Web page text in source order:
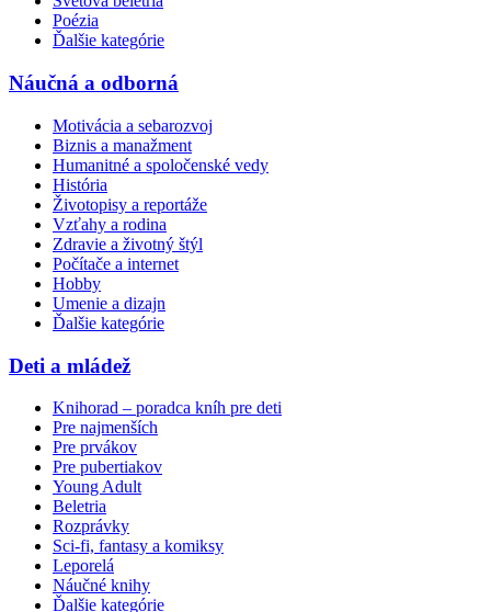
Poézia
Ďalšie kategórie
Náučná a odborná
Motivácia a sebarozvoj
Biznis a manažment
Humanitné a spoločenské vedy
História
Životopisy a reportáže
Vzťahy a rodina
Zdravie a životný štýl
Počítače a internet
Hobby
Umenie a dizajn
Ďalšie kategórie
Deti a mládež
Knihorad – poradca kníh pre deti
Pre najmenších
Pre prvákov
Pre pubertiakov
Young Adult
Beletria
Rozprávky
Sci-fi, fantasy a komiksy
Leporelá
Náučné knihy
Ďalšie kategórie